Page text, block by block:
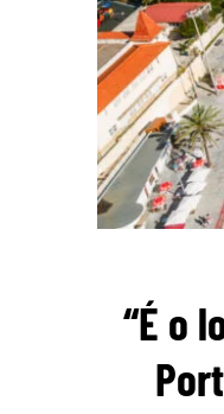
“É o